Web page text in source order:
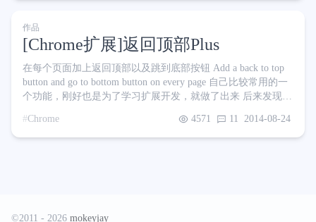
立即支付此费用按钮进行缴费 经过一阵又一阵的跳转，来到了
开通谷歌钱包的页面（如果你没有开通过谷歌
作品
[Chrome扩展]返回顶部Plus
在每个页面加上返回顶部以及跳到底部按钮 Add a back to top
button and go to bottom button on every page 自己比较常用的一
个功能，刚好也是为了学习扩展开发，就做了出来 后来发现已
“鼠标移到按钮上时页面缓慢滚动”的功能也是借鉴于该扩展 试
了好几个网站都没啥问题，如果发现有的话请评论反馈给我 作
Chrome 4571 11 2014-08-24
©2011 - 2026 mokeyjay